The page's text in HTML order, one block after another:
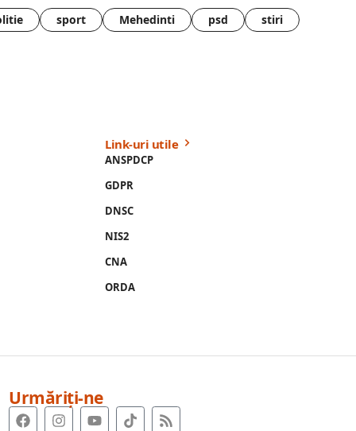
sport Mehedinti psd stiri
Link-uri utile
ANSPDCP
GDPR
DNSC
NIS2
CNA
ORDA
Urmăriți-ne